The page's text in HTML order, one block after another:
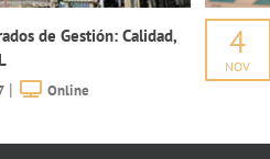
de Gestión: Calidad,
| Online
4
NOV